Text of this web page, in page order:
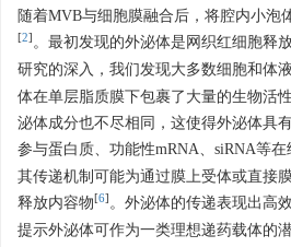
随着MVB与细胞膜融合后，将腔内小泡
[2] 。最初发现的外泌体是网织红细胞释
研究的深入，我们发现大多数细胞和体
体在单层脂质膜下包裹了大量的生物活
泌体成分也不尽相同，这使得外泌体具
参与蛋白质、功能性mRNA、siRNA等
其传递机制可能为通过膜上受体或直接
释放内容物[6] 。外泌体的传递表现出高
提示外泌体可作为一类理想递药载体的